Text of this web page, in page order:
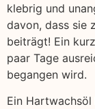
klebrig und
davon, dass sie
beiträgt! Ein
paar Tage
begangen wird.
Ein